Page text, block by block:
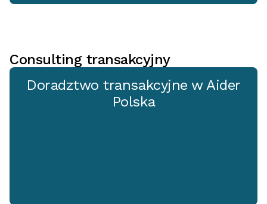
Consulting transakcyjny
Doradztwo transakcyjne w Aider
Polska